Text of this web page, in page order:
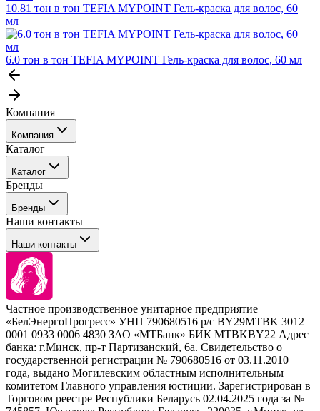
10.81 тон в тон TEFIA MYPOINT Гель-краска для волос, 60
мл
6.0 тон в тон TEFIA MYPOINT Гель-краска для волос, 60 мл
Компания
Компания
События
Покупателю
Каталог
Каталог
Профессиональные средства для окрашивания волос
Сервисные средства
Уход
Стайлинг
Брови и ресницы
Барберинг
Наборы
Расходные материалы
Бренды
Бренды
Tefia
Concept
Kezy
Barex
Sim Sensitive
Kebren
Selective Professional
White Line
Наши контакты
Наши контакты
+ 375 44 7233514
+ 375 29 1649505
info@krasabel.by
Офис: г. Минск, ул. Тимирязева 65Б, офис 1509
Частное производственное унитарное предприятие
«БелЭнергоПрогресс» УНП 790680516 р/с BY29MTBK 3012
0001 0933 0006 4830 ЗАО «МТБанк» БИК MTBKBY22 Адрес
банка: г.Минск, пр-т Партизанский, 6а. Свидетельство о
государственной регистрации № 790680516 от 03.11.2010
года, выдано Могилевским областным исполнительным
комитетом Главного управления юстиции. Зарегистрирован в
Торговом реестре Республики Беларусь 02.04.2025 года за №